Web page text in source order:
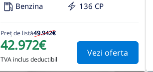
Benzina
136 CP
Preț de listă49.942€
42.972€
TVA inclus deductibil
Vezi oferta